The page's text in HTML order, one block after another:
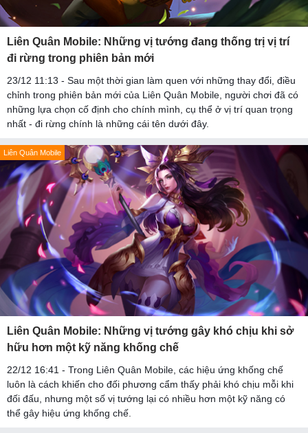
Liên Quân Mobile: Những vị tướng đang thống trị vị trí
đi rừng trong phiên bản mới
23/12 11:13 - Sau một thời gian làm quen với những thay đổi, điều
chỉnh trong phiên bản mới của Liên Quân Mobile, người chơi đã có
những lựa chọn cố định cho chính mình, cụ thể ở vị trí quan trọng
nhất - đi rừng chính là những cái tên dưới đây.
Liên Quân Mobile
Liên Quân Mobile: Những vị tướng gây khó chịu khi sở
hữu hơn một kỹ năng khống chế
22/12 16:41 - Trong Liên Quân Mobile, các hiệu ứng khống chế
luôn là cách khiến cho đối phương cẩm thấy phải khó chịu mỗi khi
đối đấu, nhưng một số vị tướng lại có nhiều hơn một kỹ năng có
thể gây hiệu ứng khống chế.